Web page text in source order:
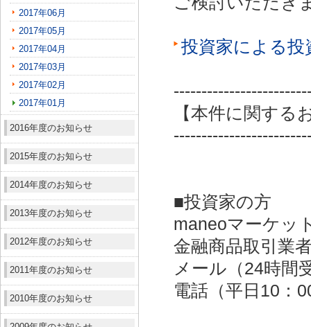
2017年06月
2017年05月
2017年04月
2017年03月
2017年02月
2017年01月
2016年度のお知らせ
2015年度のお知らせ
2014年度のお知らせ
2013年度のお知らせ
2012年度のお知らせ
2011年度のお知らせ
2010年度のお知らせ
投資家による
【本件に関する
■投資家の方
maneoマーケッ
金融商品取引業
メール（24時間
電話（平日10：